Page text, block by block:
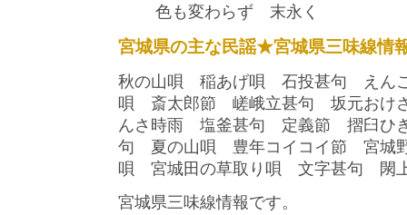
色も変わらず 末永く
宮城県の主な民謡★宮城県三味線情
秋の山唄 稲あげ唄 石投甚句 えん
唄 斎太郎節 嵯峨立甚句 坂元お
んさ時雨 塩釜甚句 定義節 摺臼ひ
句 夏の山唄 豊年コイコイ節 宮城
唄 宮城田の草取り唄 文字甚句 閖
宮城県三味線情報です。